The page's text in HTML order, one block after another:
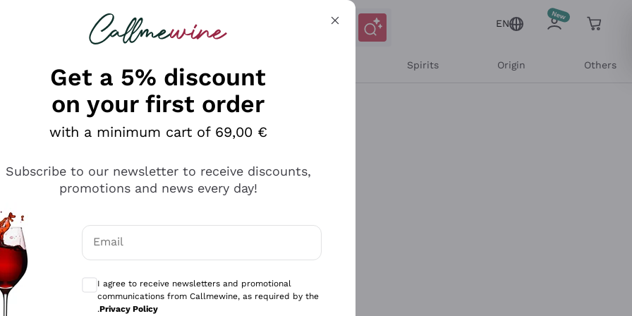
looking for
EN
Spirits Origin Others
Get a 5% discount
on your first order
with a minimum cart of 69,00 €
Subscribe to our newsletter to receive discounts,
promotions and news every day!
Email
I agree to receive newsletters and promotional
communications from Callmewine, as required by the
.Privacy Policy